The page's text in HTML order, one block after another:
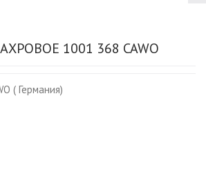
1001 368 CAWO
( Германия)